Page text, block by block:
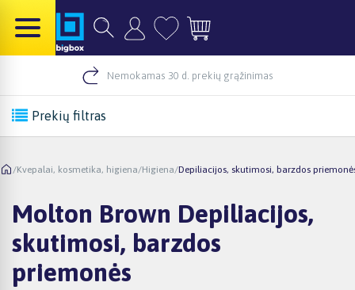
Nemokamas 30 d. prekių grąžinimas
Prekių filtras
/Kvepalai, kosmetika, higiena/Higiena/Depiliacijos, skutimosi, barzdos
Molton Brown Depiliacijos,
skutimosi, barzdos
priemonės